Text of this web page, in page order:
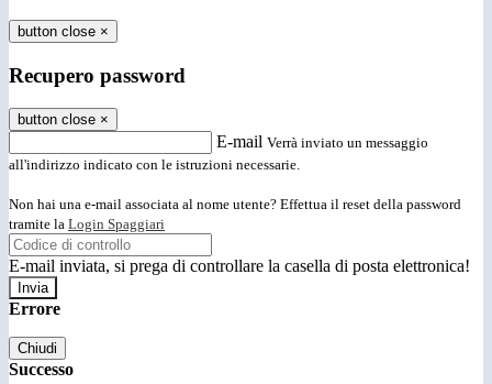
button close ×
Recupero password
button close ×
E-mail Verrà inviato un messaggio
all'indirizzo indicato con le istruzioni necessarie.
Non hai una e-mail associata al nome utente? Effettua il reset della password
tramite la Login Spaggiari
E-mail inviata, si prega di controllare la casella di posta elettronica!
Errore
Chiudi
Successo